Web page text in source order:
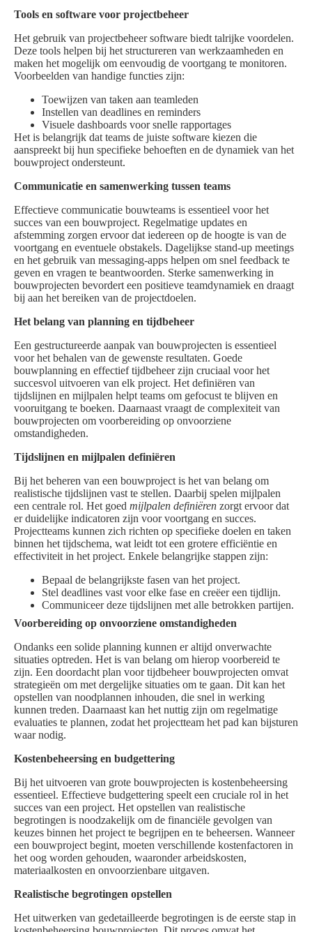
Tools en software voor projectbeheer
Het gebruik van projectbeheer software biedt talrijke voordelen.
Deze tools helpen bij het structureren van werkzaamheden en
maken het mogelijk om eenvoudig de voortgang te monitoren.
Voorbeelden van handige functies zijn:
Toewijzen van taken aan teamleden
Instellen van deadlines en reminders
Visuele dashboards voor snelle rapportages
Het is belangrijk dat teams de juiste software kiezen die
aanspreekt bij hun specifieke behoeften en de dynamiek van het
bouwproject ondersteunt.
Communicatie en samenwerking tussen teams
Effectieve communicatie bouwteams is essentieel voor het
succes van een bouwproject. Regelmatige updates en
afstemming zorgen ervoor dat iedereen op de hoogte is van de
voortgang en eventuele obstakels. Dagelijkse stand-up meetings
en het gebruik van messaging-apps helpen om snel feedback te
geven en vragen te beantwoorden. Sterke samenwerking in
bouwprojecten bevordert een positieve teamdynamiek en draagt
bij aan het bereiken van de projectdoelen.
Het belang van planning en tijdbeheer
Een gestructureerde aanpak van bouwprojecten is essentieel
voor het behalen van de gewenste resultaten. Goede
bouwplanning en effectief tijdbeheer zijn cruciaal voor het
succesvol uitvoeren van elk project. Het definiëren van
tijdslijnen en mijlpalen helpt teams om gefocust te blijven en
vooruitgang te boeken. Daarnaast vraagt de complexiteit van
bouwprojecten om voorbereiding op onvoorziene
omstandigheden.
Tijdslijnen en mijlpalen definiëren
Bij het beheren van een bouwproject is het van belang om
realistische tijdslijnen vast te stellen. Daarbij spelen mijlpalen
een centrale rol. Het goed mijlpalen definiëren zorgt ervoor dat
er duidelijke indicatoren zijn voor voortgang en succes.
Projectteams kunnen zich richten op specifieke doelen en taken
binnen het tijdschema, wat leidt tot een grotere efficiëntie en
effectiviteit in het project. Enkele belangrijke stappen zijn:
Bepaal de belangrijkste fasen van het project.
Stel deadlines vast voor elke fase en creëer een tijdlijn.
Communiceer deze tijdslijnen met alle betrokken partijen.
Voorbereiding op onvoorziene omstandigheden
Ondanks een solide planning kunnen er altijd onverwachte
situaties optreden. Het is van belang om hierop voorbereid te
zijn. Een doordacht plan voor tijdbeheer bouwprojecten omvat
strategieën om met dergelijke situaties om te gaan. Dit kan het
opstellen van noodplannen inhouden, die snel in werking
kunnen treden. Daarnaast kan het nuttig zijn om regelmatige
evaluaties te plannen, zodat het projectteam het pad kan bijsturen
waar nodig.
Kostenbeheersing en budgettering
Bij het uitvoeren van grote bouwprojecten is kostenbeheersing
essentieel. Effectieve budgettering speelt een cruciale rol in het
succes van een project. Het opstellen van realistische
begrotingen is noodzakelijk om de financiële gevolgen van
keuzes binnen het project te begrijpen en te beheersen. Wanneer
een bouwproject begint, moeten verschillende kostenfactoren in
het oog worden gehouden, waaronder arbeidskosten,
materiaalkosten en onvoorzienbare uitgaven.
Realistische begrotingen opstellen
Het uitwerken van gedetailleerde begrotingen is de eerste stap in